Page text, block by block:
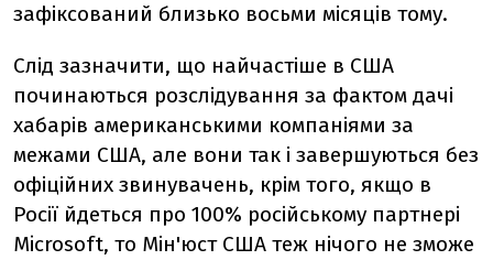
зафіксований близько восьми місяців тому.
Слід зазначити, що найчастіше в США
починаються розслідування за фактом дачі
хабарів американськими компаніями за
межами США, але вони так і завершуються без
офіційних звинувачень, крім того, якщо в
Росії йдеться про 100% російському партнері
Microsoft, то Мін'юст США теж нічого не зможе